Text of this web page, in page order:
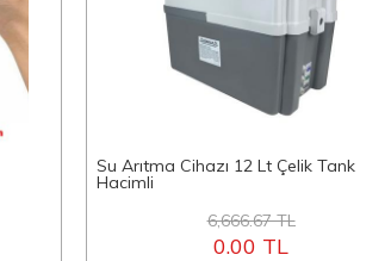
Su Arıtma Cihazı 12 Lt Çelik Tank
Hacimli
6,666.67 TL
0.00 TL